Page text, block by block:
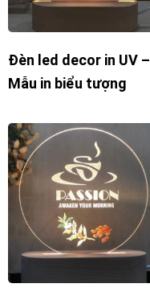
Đèn led decor in UV –
Mẫu in biểu tượng